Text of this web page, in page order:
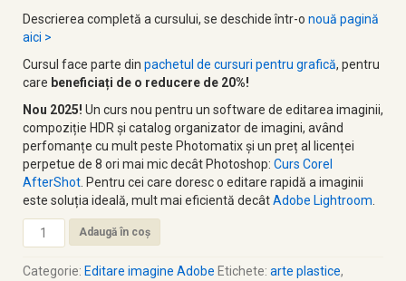
Descrierea completă a cursului, se deschide într-o nouă pagină
aici >
Cursul face parte din pachetul de cursuri pentru grafică, pentru
care beneficiați de o reducere de 20%!
Nou 2025! Un curs nou pentru un software de editarea imaginii,
compoziție HDR și catalog organizator de imagini, având
perfomanțe cu mult peste Photomatix și un preț al licenței
perpetue de 8 ori mai mic decât Photoshop: Curs Corel
AfterShot . Pentru cei care doresc o editare rapidă a imaginii
este soluția ideală, mult mai eficientă decâtAdobe Lightroom
Adaugă în coș
Categorie: Editare imagine Adobe Etichete: arte plastice,